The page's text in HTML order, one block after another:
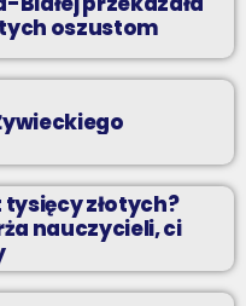
oszustom
złotych?
nauczycieli, ci